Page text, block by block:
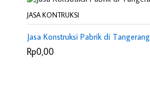
JASA KONTRUKSI
Jasa Konstruksi Pabrik di Tangerang
Rp0,00